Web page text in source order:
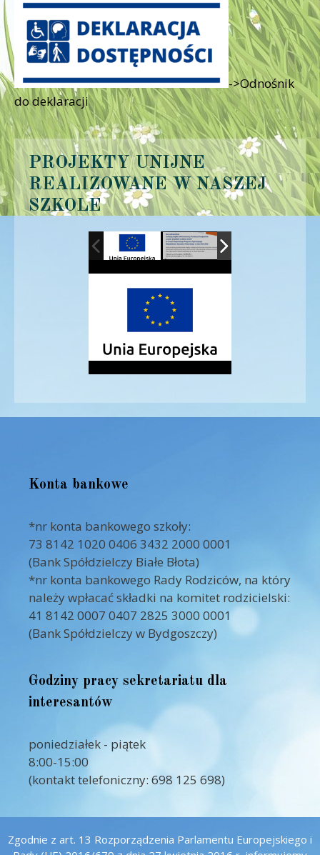
->Odnośnik
do deklaracji
PROJEKTY UNIJNE
REALIZOWANE W NASZEJ
SZKOLE
Konta bankowe
*nr konta bankowego szkoły:
73 8142 1020 0406 3432 2000 0001
(Bank Spółdzielczy Białe Błota)
*nr konta bankowego Rady Rodziców, na który
należy wpłacać składki na komitet rodzicielski:
41 8142 0007 0407 2825 3000 0001
(Bank Spółdzielczy w Bydgoszczy)
Godziny pracy sekretariatu dla
interesantów
poniedziałek - piątek
8:00-15:00
(kontakt telefoniczny: 698 125 698)
Zgodnie z art. 13 Rozporządzenia Parlamentu Europejskiego i